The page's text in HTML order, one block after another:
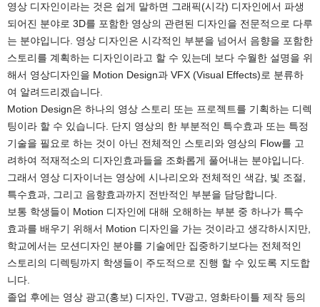
영상 디자인이라는 것은 쉽게 말하면 그래픽(시각) 디자인에서 파생
되어진 분야로 3D를 포함한 영상의 관련된 디자인을 전문적으로 다루
는 분야입니다. 영상 디자인은 시각적인 부분을 넘어서 음향을 포함한
스토리를 계획하는 디자인이라고 할 수 있는데 보다 수월한 설명을 위
해서 영상디자인을 Motion Design과 VFX (Visual Effects)로 분류하
여 알려드리겠습니다.
Motion Design은 하나의 영상 스토리 또는 프로젝트를 기획하는 디렉
팅이라 할 수 있습니다. 단지 영상의 한 부분적인 특수효과 또는 특정
기술을 필요로 하는 것이 아닌 전체적인 스토리와 영상의 Flow를 고
려하여 적재적소의 디자인효과들을 조화롭게 풀어내는 분야입니다.
그래서 영상 디자이너는 영상에 시나리오와 전체적인 색감, 빛 조절,
특수효과, 그리고 음향효과까지 전반적인 부분을 담당합니다.
보통 학생들이 Motion 디자인에 대해 오해하는 부분 중 하나가 특수
효과를 배우기 위해서 Motion 디자인을 가는 것이라고 생각하시지만,
학교에서는 모션디자인 분야를 기술에만 집중하기보다는 전체적인
스토리의 디렉팅까지 학생들이 주도적으로 진행 할 수 있도록 지도합
니다.
졸업 후에는 영상 광고(홍보) 디자인, TV광고, 영화타이틀 제작 등의